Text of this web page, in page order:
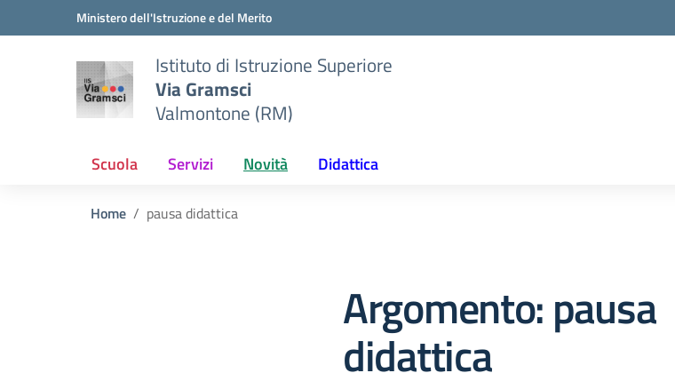
Vai ai contenuti
Vai al menu di navigazioneMinistero dell'Istruzione e del Merito
Istituto di Istruzione Superiore
Via Gramsci
Valmontone (RM)
Scuola Servizi Novità Didattica
Home pausa didattica
Argomento: pausa
didattica